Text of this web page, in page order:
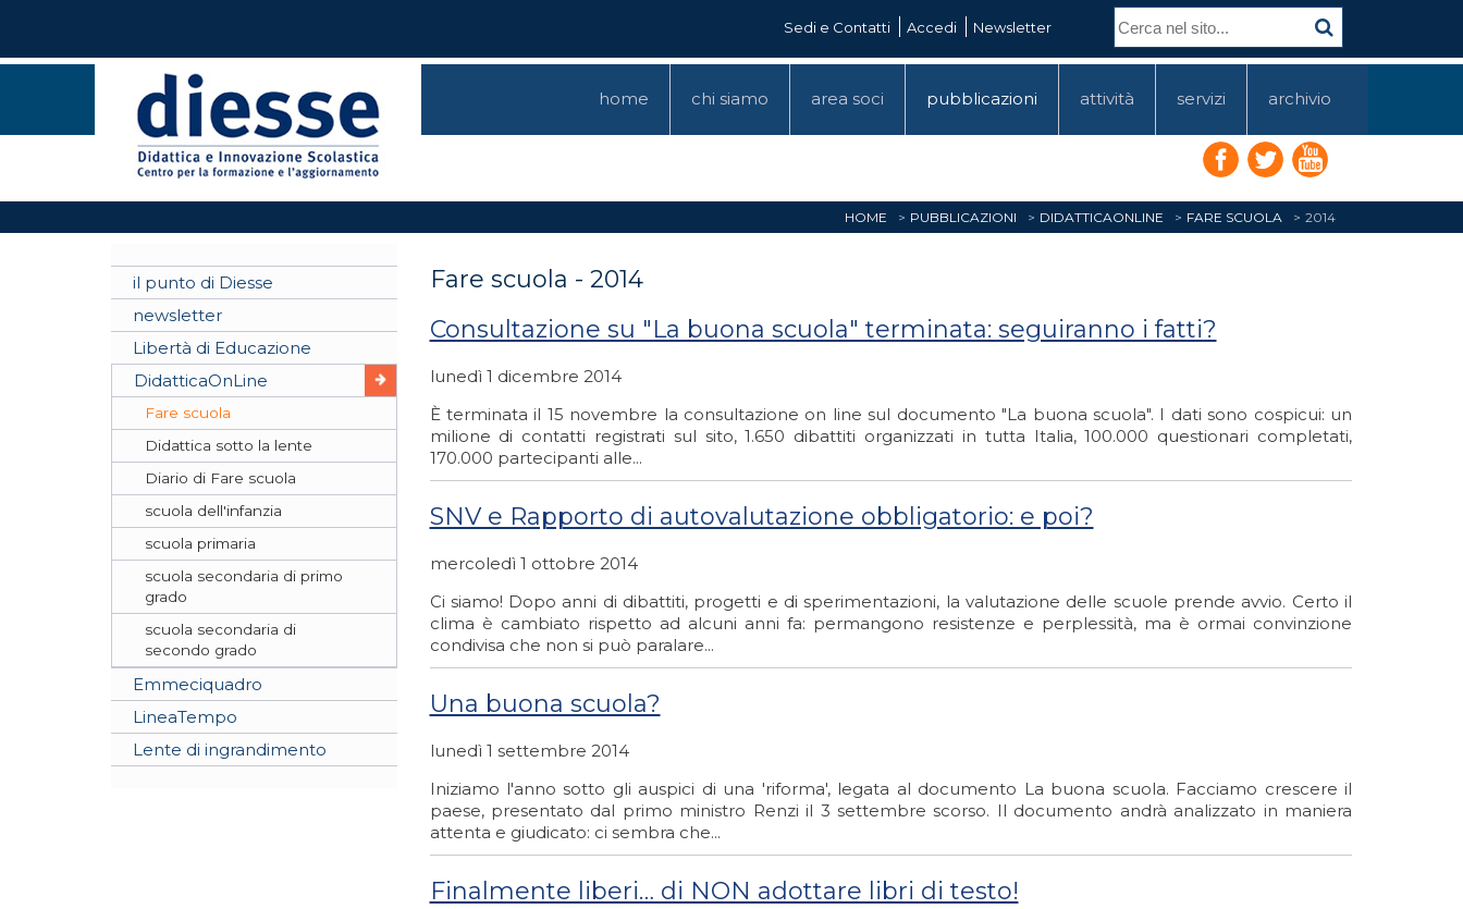
Sedi e Contatti Accedi Newsletter
home chi siamo area soci pubblicazioni attività servizi archivio
HOME PUBBLICAZIONI DIDATTICAONLINE FARE SCUOLA 2014
il punto di Diesse
newsletter
Libertà di Educazione
DidatticaOnLine
Fare scuola
Didattica sotto la lente
Diario di Fare scuola
scuola dell'infanzia
scuola primaria
scuola secondaria di primo
grado
scuola secondaria di
secondo grado
Emmeciquadro
LineaTempo
Lente di ingrandimento
Fare scuola - 2014
Consultazione su "La buona scuola" terminata: seguiranno i fatti?
lunedì 1 dicembre 2014
È terminata il 15 novembre la consultazione on line sul documento "La buona scuola". I dati sono cospicui: un
milione di contatti registrati sul sito, 1.650 dibattiti organizzati in tutta Italia, 100.000 questionari completati,
170.000 partecipanti alle...
SNV e Rapporto di autovalutazione obbligatorio: e poi?
mercoledì 1 ottobre 2014
Ci siamo! Dopo anni di dibattiti, progetti e di sperimentazioni, la valutazione delle scuole prende avvio. Certo il
clima è cambiato rispetto ad alcuni anni fa: permangono resistenze e perplessità, ma è ormai convinzione
condivisa che non si può paralare...
Una buona scuola?
lunedì 1 settembre 2014
Iniziamo l'anno sotto gli auspici di una 'riforma', legata al documento La buona scuola. Facciamo crescere il
paese, presentato dal primo ministro Renzi il 3 settembre scorso. Il documento andrà analizzato in maniera
attenta e giudicato: ci sembra che...
Finalmente liberi… di NON adottare libri di testo!